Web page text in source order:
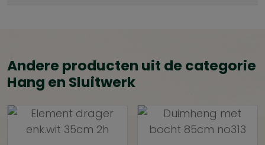
Andere producten uit de categorie
Hang en Sluitwerk